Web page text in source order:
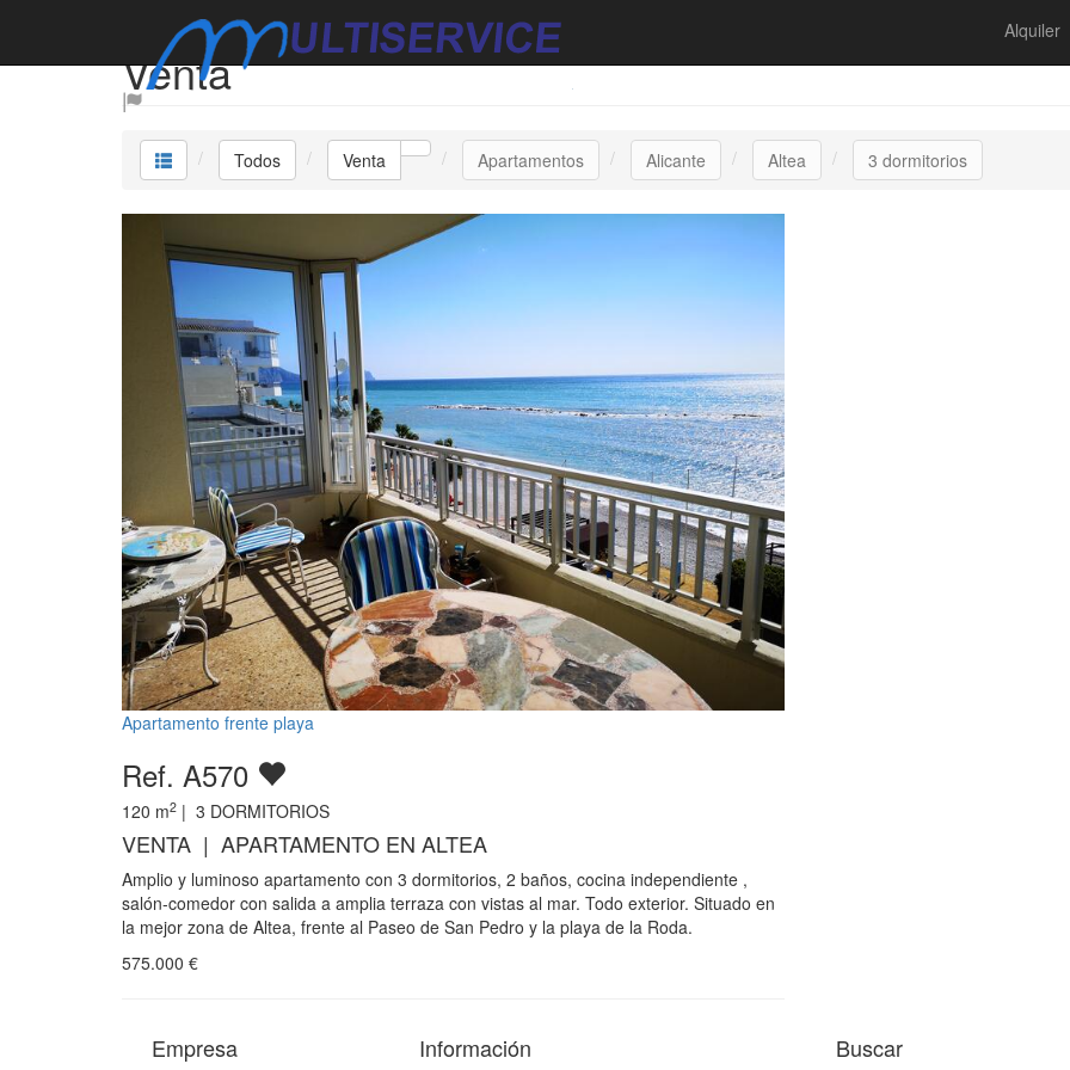
Alquiler
Venta
Todos Venta Apartamentos Alicante Altea 3 dormitorios
Apartamento frente playa
Ref. A570
120 m2 | 3 DORMITORIOS
VENTA | APARTAMENTO EN ALTEA
Amplio y luminoso apartamento con 3 dormitorios, 2 baños, cocina independiente ,
salón-comedor con salida a amplia terraza con vistas al mar. Todo exterior. Situado en
la mejor zona de Altea, frente al Paseo de San Pedro y la playa de la Roda.
575.000 €
Empresa Información Buscar